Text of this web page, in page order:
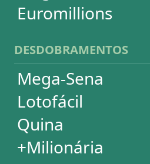
Palpites Estatísticos
Análises Estatísticas
Simulador de
Conferidor de
Desdobramentos
Impressão de
SUPORTE